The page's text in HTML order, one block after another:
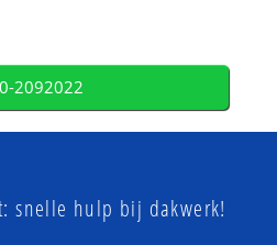
2092022
snelle hulp bij dakwerk!